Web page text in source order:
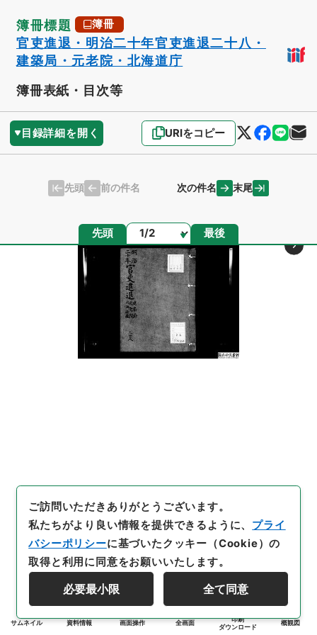
簿冊標題 簿冊
官吏進退・明治二十年官吏進退二十八・
建築局・元老院・北海道庁
簿冊表紙・目次等
目録詳細を開く URIをコピー
先頭 前の件名 次の件名 末尾
先頭 ページ 最後
サムネイル 資料情報 画面操作 全画面
印刷
ダウンロード
概観図
ご訪問いただきありがとうございます。
私たちがより良い情報を提供できるように、 プライ
バシーポリシーに基づいたクッキー（Cookie）の
取得と利用に同意をお願いいたします。
必要最小限 全て同意